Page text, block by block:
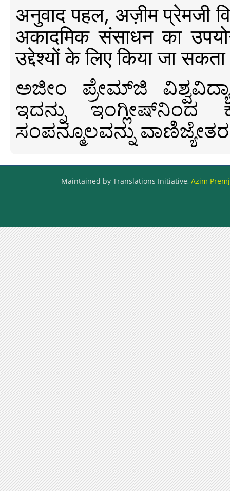
अनुवाद पहल, अज़ीम प्रेमजी
अकादमिक संसाधन का
उद्देश्यों के लिए किया जा
ಅಜೀಂ ಪ್ರೇಮ್‍ಜಿ
ಇದನ್ನು ಇಂಗ್ಲೀಷ್‍ನಿಂದ
ಸಂಪನ್ಮೂಲವನ್ನು
Maintained by Translations Initiative, Azim